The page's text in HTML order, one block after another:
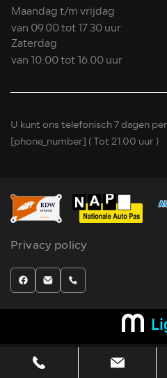
Maandag t/m vrijdag
van 09.00 tot 17.30 uur
Zaterdag
van 10:00 tot 16.00 uur
U kunt ons telefonisch 7 dagen
[phone_number] ( Tot 21.00 uur )
Privacy policy